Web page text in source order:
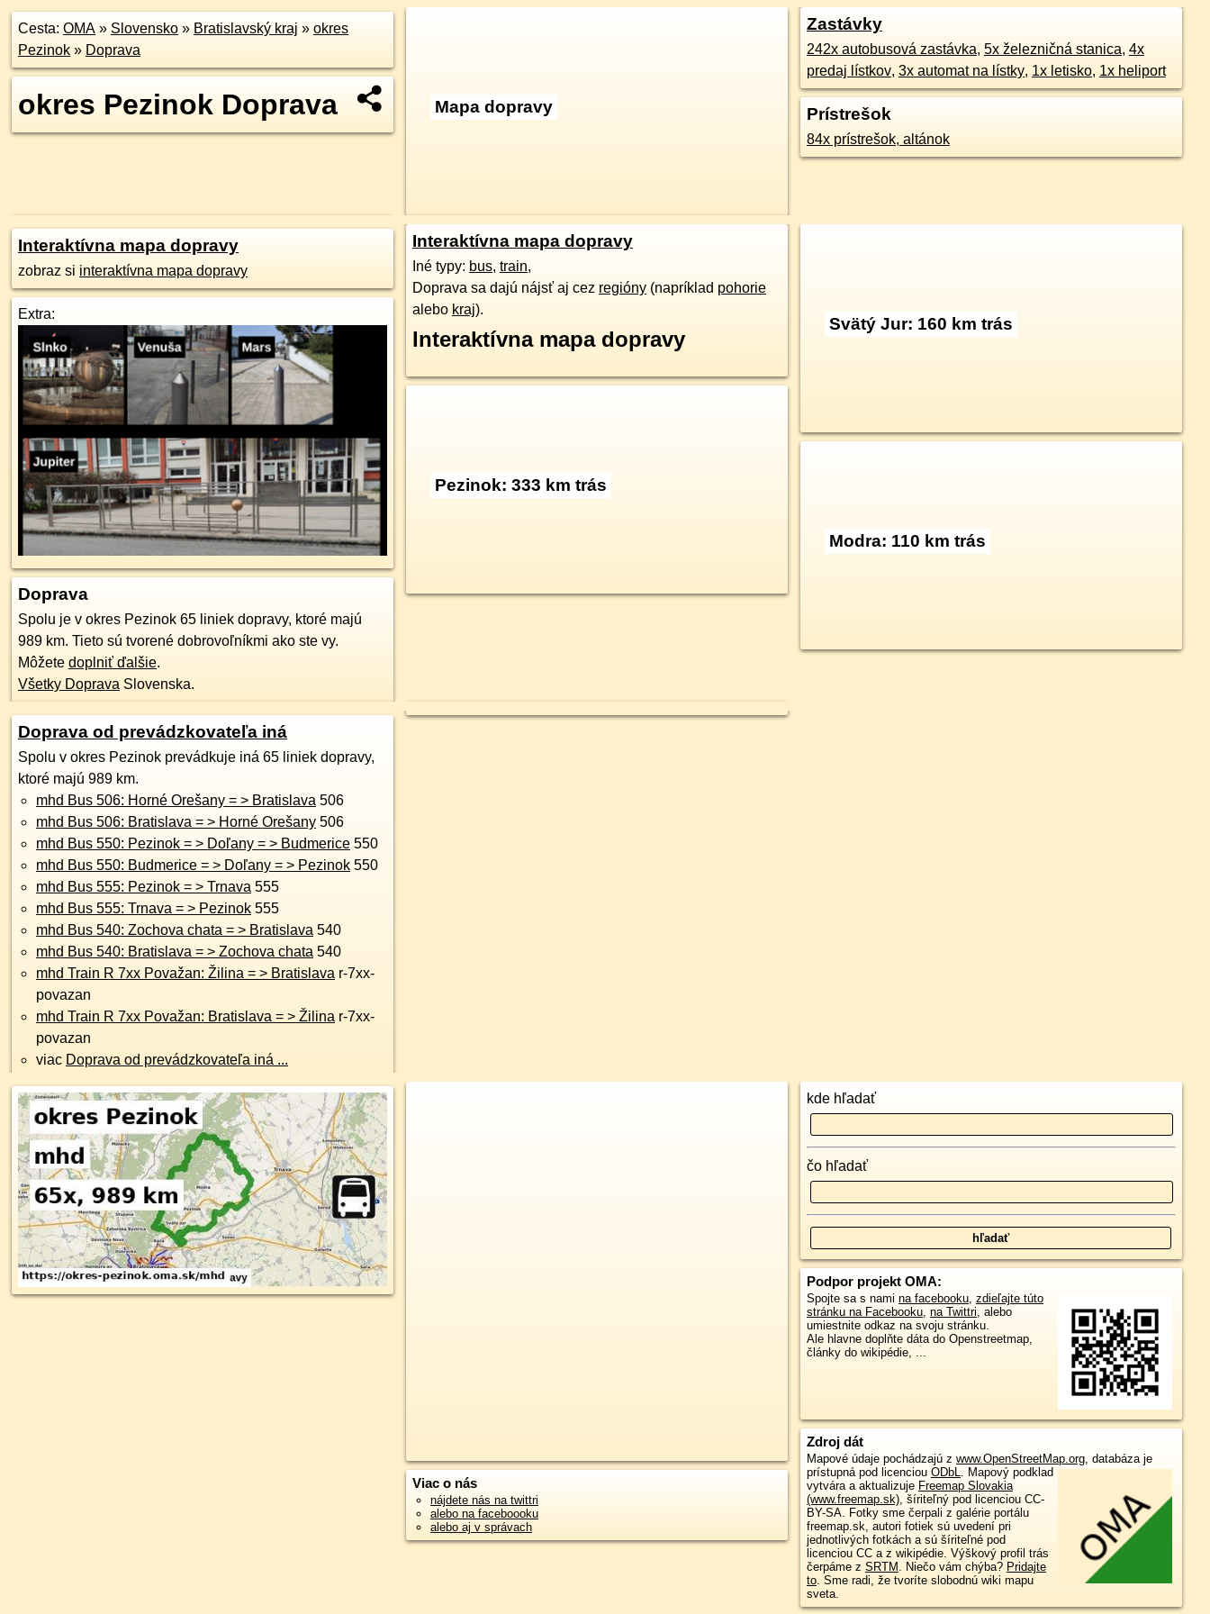
Cesta: OMA » Slovensko » Bratislavský kraj » okres
Pezinok » Doprava
okres Pezinok Doprava Mapa dopravy
Zastávky
242x autobusová zastávka, 5x železničná stanica, 4x
predaj lístkov, 3x automat na lístky, 1x letisko, 1x heliport
Prístrešok
84x prístrešok, altánok
Interaktívna mapa dopravy
zobraz si interaktívna mapa dopravy
Extra:
Doprava
Spolu je v okres Pezinok 65 liniek dopravy, ktoré majú
989 km. Tieto sú tvorené dobrovoľníkmi ako ste vy.
Môžete doplniť ďalšie.
Všetky Doprava Slovenska.
Interaktívna mapa dopravy
Iné typy: bus, train,
Doprava sa dajú nájsť aj cez regióny(napríklad pohorie
alebo kraj).
Interaktívna mapa dopravy
Pezinok: 333 km trás
Svätý Jur: 160 km trás
Modra: 110 km trás
Doprava od prevádzkovateľa iná
Spolu v okres Pezinok prevádkuje iná 65 liniek dopravy,
ktoré majú 989 km.
mhd Bus 506: Horné Orešany = > Bratislava 506
mhd Bus 506: Bratislava = > Horné Orešany 506
mhd Bus 550: Pezinok = > Doľany = > Budmerice 550
mhd Bus 550: Budmerice = > Doľany = > Pezinok 550
mhd Bus 555: Pezinok = > Trnava 555
mhd Bus 555: Trnava = > Pezinok 555
mhd Bus 540: Zochova chata = > Bratislava 540
mhd Bus 540: Bratislava = > Zochova chata 540
mhd Train R 7xx Považan: Žilina = > Bratislava r-7xx-
povazan
mhd Train R 7xx Považan: Bratislava = > Žilina r-7xx-
povazan
viac Doprava od prevádzkovateľa iná ...
Viac o nás
nájdete nás na twittri
alebo na faceboooku
alebo aj v správach
kde hľadať
čo hľadať
Podpor projekt OMA:
Spojte sa s nami na facebooku, zdieľajte túto
stránku na Facebooku, na Twittri, alebo
umiestnite odkaz na svoju stránku.
Ale hlavne doplňte dáta do Openstreetmap,
články do wikipédie, ...
Zdroj dát
Mapové údaje pochádzajú z www.OpenStreetMap.org, databáza je
prístupná pod licenciou ODbL. Mapový podklad
vytvára a aktualizuje Freemap Slovakia
(www.freemap.sk), šíriteľný pod licenciou CC-
BY-SA. Fotky sme čerpali z galérie portálu
freemap.sk, autori fotiek sú uvedení pri
jednotlivých fotkách a sú šíriteľné pod
licenciou CC a z wikipédie. Výškový profil trás
čerpáme z SRTM . Niečo vám chýba? Pridajte
to. Sme radi, že tvoríte slobodnú wiki mapu
sveta.